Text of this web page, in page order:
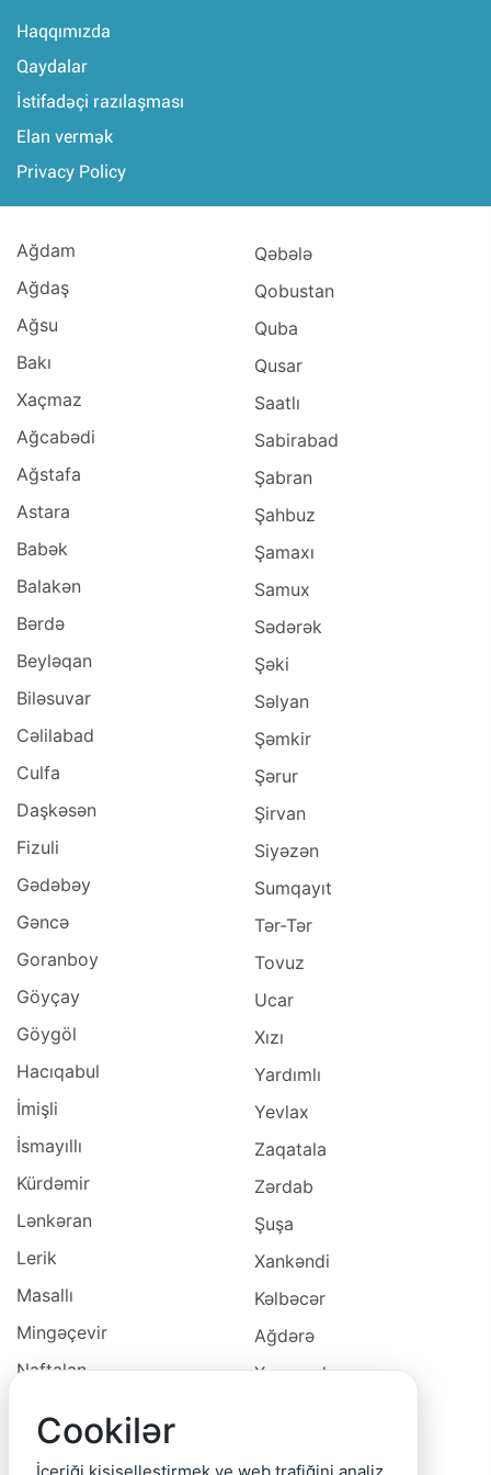
Haqqımızda
Qaydalar
İstifadəçi razılaşması
Elan vermək
Privacy Policy
Ağdam
Ağdaş
Ağsu
Bakı
Xaçmaz
Ağcabədi
Ağstafa
Astara
Babək
Balakən
Bərdə
Beyləqan
Biləsuvar
Cəlilabad
Culfa
Daşkəsən
Fizuli
Gədəbəy
Gəncə
Goranboy
Göyçay
Göygöl
Hacıqabul
İmişli
İsmayıllı
Kürdəmir
Lənkəran
Lerik
Masallı
Mingəçevir
Naftalan
Neftçala
Qəbələ
Qobustan
Quba
Qusar
Saatlı
Sabirabad
Şabran
Şahbuz
Şamaxı
Samux
Sədərək
Şəki
Səlyan
Şəmkir
Şərur
Şirvan
Siyəzən
Sumqayıt
Tər-Tər
Tovuz
Ucar
Xızı
Yardımlı
Yevlax
Zaqatala
Zərdab
Şuşa
Xankəndi
Kəlbəcər
Ağdərə
Xocavəd
Cookilər